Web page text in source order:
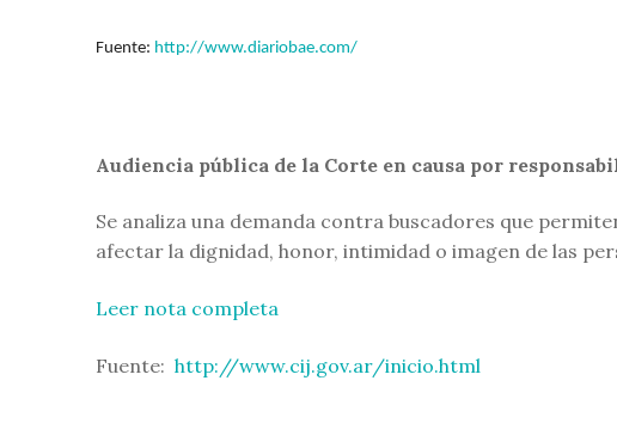
Fuente: http://www.diariobae.com/
Audiencia pública de la Corte en causa por
Se analiza una demanda contra buscadores que
afectar la dignidad, honor, intimidad o imagen de las
Leer nota completa
Fuente: http://www.cij.gov.ar/inicio.html